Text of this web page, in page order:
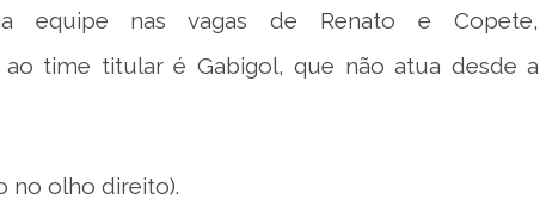
equipe nas vagas de Renato e Copete,
time titular é Gabigol, que não atua desde a
no olho direito).